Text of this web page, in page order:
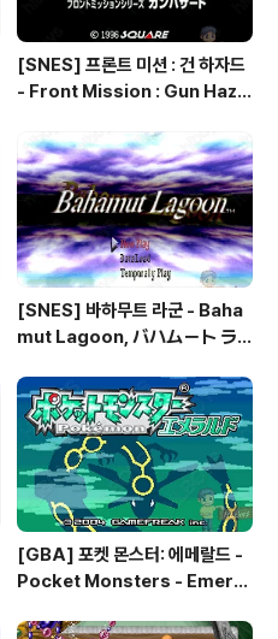
[SNES] 프론트 미션 : 건 하자드
- Front Mission : Gun Haza
ズ ガンハザード
[SNES] 바하무트 라군 - Baha
mut Lagoon, バハムート ラ
[GBA] 포켓 몬스터: 에메랄드 -
Pocket Monsters - Emeral
ルド, 포켓몬: 에메랄드 버전 - Po